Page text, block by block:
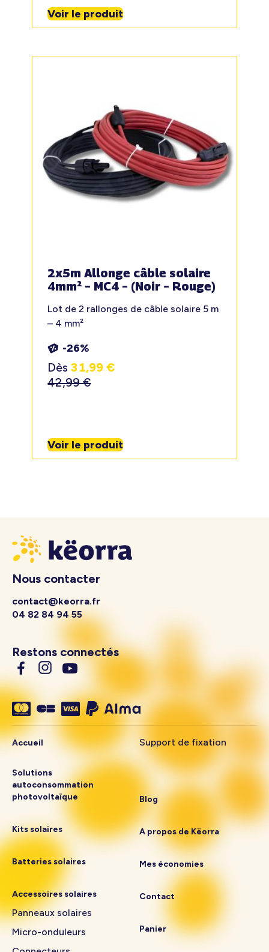
Voir le produit
2x5m Allonge câble solaire
4mm² – MC4 – (Noir – Rouge)
Lot de 2 rallonges de câble solaire 5 m
– 4 mm²
-26%
Dès 31,99€
42,99€
Voir le produit
Nous contacter
contact@keorra.fr
04 82 84 94 55
Restons connectés
Accueil
Solutions
autoconsommation
photovoltaïque
Kits solaires
Batteries solaires
Accessoires solaires
Panneaux solaires
Micro-onduleurs
Support de fixation
Blog
A propos de Këorra
Mes économies
Contact
Panier